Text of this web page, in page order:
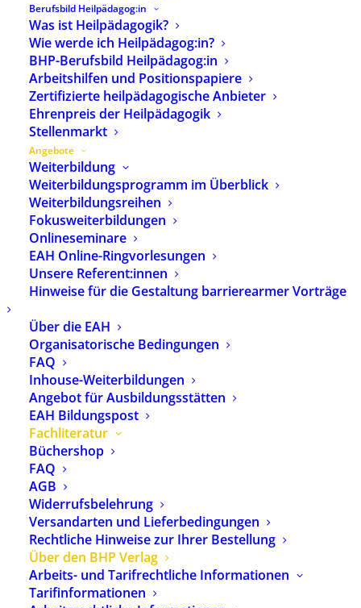
Berufsbild Heilpädagog:in
Was ist Heilpädagogik?
Wie werde ich Heilpädagog:in?
BHP-Berufsbild Heilpädagog:in
Arbeitshilfen und Positionspapiere
Zertifizierte heilpädagogische Anbieter
Ehrenpreis der Heilpädagogik
Stellenmarkt
Angebote
Weiterbildung
Weiterbildungsprogramm im Überblick
Weiterbildungsreihen
Fokusweiterbildungen
Onlineseminare
EAH Online-Ringvorlesungen
Unsere Referent:innen
Hinweise für die Gestaltung barrierearmer Vorträge
Über die EAH
Organisatorische Bedingungen
FAQ
Inhouse-Weiterbildungen
Angebot für Ausbildungsstätten
EAH Bildungspost
Fachliteratur
Büchershop
FAQ
AGB
Widerrufsbelehrung
Versandarten und Lieferbedingungen
Rechtliche Hinweise zur Ihrer Bestellung
Über den BHP Verlag
Arbeits- und Tarifrechtliche Informationen
Tarifinformationen
BHP Verlag – Fachliteratur für
Heilpädagog:innen
Der BHP Verlag ist der Fachverlag für
Publikationen aus der heilpädagogischen
Praxis und Lehre. Hier finden Sie
Fachliteratur zum Thema Heilpädagogik
für Heilpädagoginnen und
Heilpädagogen.
In unseren verschiedenen Rubriken finden Sie
Fachliteratur zur Heilpädagogik, die den
heilpädagogischen Praxisalltag dokumentieren,
aktuelle Entwicklungen in der Heilpädagogik
aufzeigen oder wissenschaftliche Theorien und
Thesen diskutieren.
ImBHP Verlag Büchershopkönnen Sie sich über
unser aktuelles Angebot informieren und einfach
und schnell die gewünschten Publikationen
bestellen.